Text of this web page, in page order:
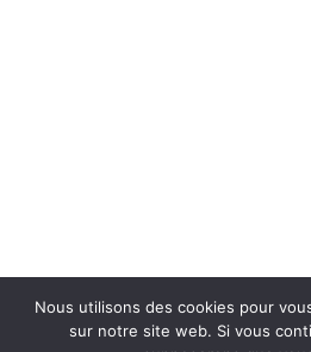
Nous utilisons des cookies pour
sur notre site web. Si vous